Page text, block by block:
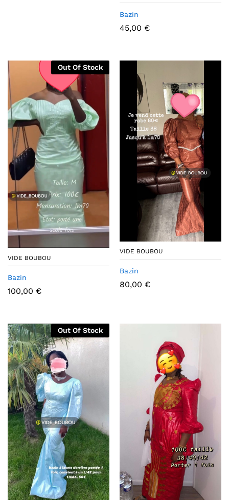
Bazin
45,00 €
Out Of Stock
VIDE BOUBOU
Bazin
100,00 €
VIDE BOUBOU
Bazin
80,00 €
Out Of Stock